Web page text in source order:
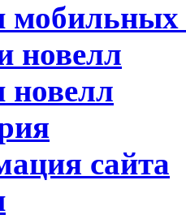
мобильных
новелл
сайта